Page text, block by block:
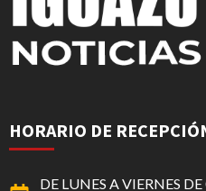
HORARIO DE
DE LUNES A VIERNES